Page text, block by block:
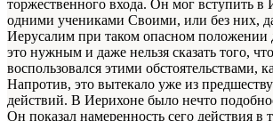
торжественного входа. Он мог вступить в
одними учениками Своими, или без них,
Иерусалим при таком опасном положении
это нужным и даже нельзя сказать того,
воспользовался этими обстоятельствами,
Напротив, это вытекало уже из
действий. В Иерихоне было нечто
Он показал намеренность сего действия в